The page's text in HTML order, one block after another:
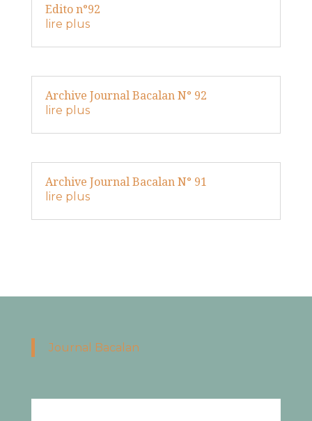
Edito n°92
lire plus
Archive Journal Bacalan N° 92
lire plus
Archive Journal Bacalan N° 91
lire plus
Journal Bacalan